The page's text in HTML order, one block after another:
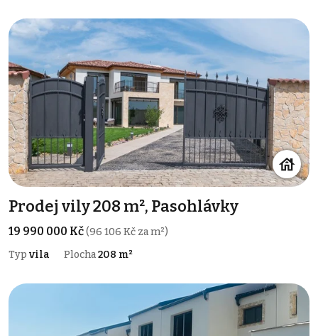
Prodej vily 208 m², Pasohlávky
19 990 000 Kč(96 106 Kč za m²)
Typ vila Plocha208 m²